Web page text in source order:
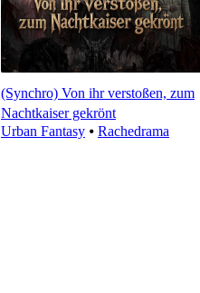
(Synchro) Von ihr verstoßen, zum
Nachtkaiser gekrönt
Urban Fantasy⦁ Rachedrama